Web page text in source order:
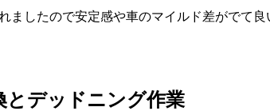
ましたので安定感や車のマイルド差がでて良
とデッドニング作業